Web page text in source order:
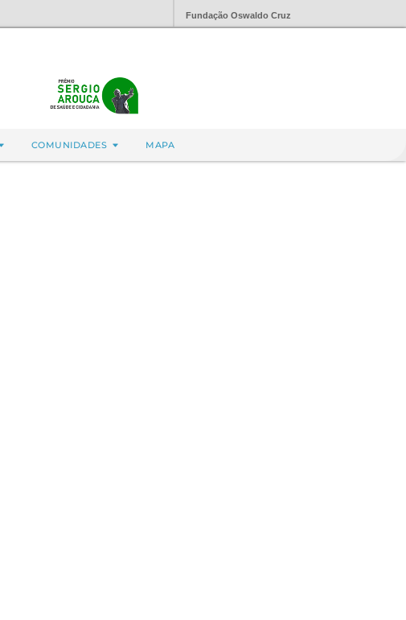
Fundação Oswaldo Cruz
COMUNIDADES MAPA